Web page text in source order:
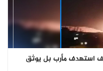
استهدف مأرب بل يوثق